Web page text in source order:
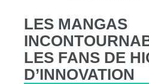
LES MANGAS
LES FANS DE
D’INNOVATION